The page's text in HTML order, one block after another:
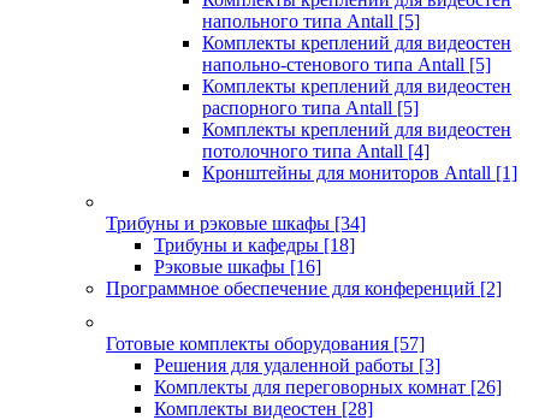
напольного типа Antall [5]
Комплекты креплений для видеостен
напольно-стенового типа Antall [5]
Комплекты креплений для видеостен
распорного типа Antall [5]
Комплекты креплений для видеостен
потолочного типа Antall [4]
Кронштейны для мониторов Antall [1]
Трибуны и рэковые шкафы [34]
Трибуны и кафедры [18]
Рэковые шкафы [16]
Программное обеспечение для конференций [2]
Готовые комплекты оборудования [57]
Решения для удаленной работы [3]
Комплекты для переговорных комнат [26]
Комплекты видеостен [28]